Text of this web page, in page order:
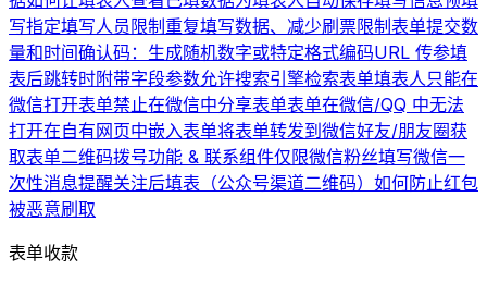
写指定填写人员限制重复填写数据、减少刷票限制表单提交数
量和时间确认码：生成随机数字或特定格式编码URL 传参填
表后跳转时附带字段参数允许搜索引擎检索表单填表人只能在
微信打开表单禁止在微信中分享表单表单在微信/QQ 中无法
打开在自有网页中嵌入表单将表单转发到微信好友/朋友圈获
取表单二维码拨号功能 & 联系组件仅限微信粉丝填写微信一
次性消息提醒关注后填表（公众号渠道二维码） 如何防止红包
被恶意刷取
表单收款